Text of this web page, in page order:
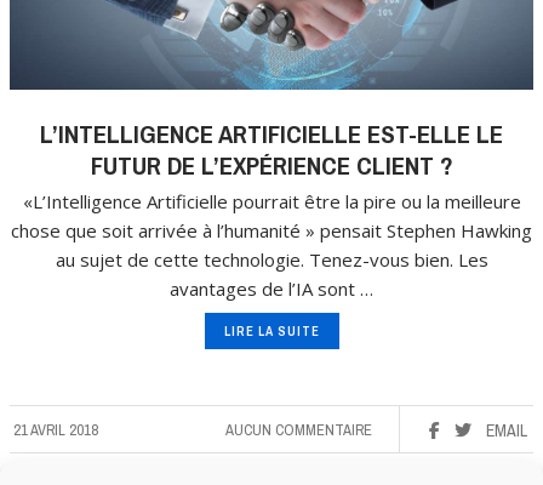
L’INTELLIGENCE ARTIFICIELLE EST-ELLE LE
FUTUR DE L’EXPÉRIENCE CLIENT ?
«L’Intelligence Artificielle pourrait être la pire ou la meilleure
chose que soit arrivée à l’humanité » pensait Stephen Hawking
au sujet de cette technologie. Tenez-vous bien. Les
avantages de l’IA sont …
LIRE LA SUITE
21 AVRIL 2018 EMAIL
AUCUN COMMENTAIRE